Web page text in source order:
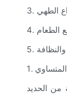
الطهي
الطعام
والنظافة
المتساوي
من الحديد